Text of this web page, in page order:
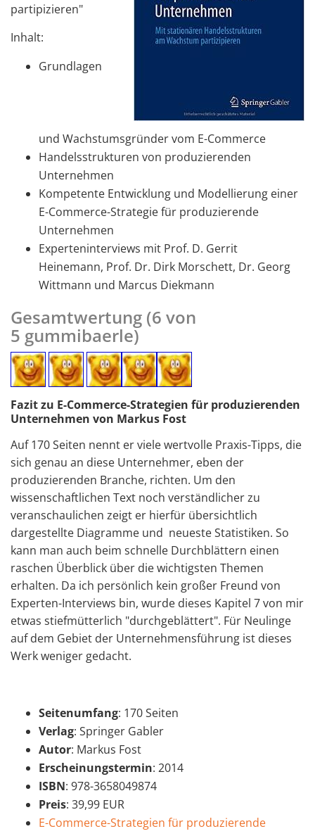
partipizieren"
Inhalt:
Grundlagen
und Wachstumsgründer vom E-Commerce
Handelsstrukturen von produzierenden
Unternehmen
Kompetente Entwicklung und Modellierung einer
E-Commerce-Strategie für produzierende
Unternehmen
Experteninterviews mit Prof. D. Gerrit
Heinemann, Prof. Dr. Dirk Morschett, Dr. Georg
Wittmann und Marcus Diekmann
Gesamtwertung (6 von
5 gummibaerle)
Fazit zu E-Commerce-Strategien für produzierenden
Unternehmen von Markus Fost
Auf 170 Seiten nennt er viele wertvolle Praxis-Tipps, die
sich genau an diese Unternehmer, eben der
produzierenden Branche, richten. Um den
wissenschaftlichen Text noch verständlicher zu
veranschaulichen zeigt er hierfür übersichtlich
dargestellte Diagramme und neueste Statistiken. So
kann man auch beim schnelle Durchblättern einen
raschen Überblick über die wichtigsten Themen
erhalten. Da ich persönlich kein großer Freund von
Experten-Interviews bin, wurde dieses Kapitel 7 von mir
etwas stiefmütterlich "durchgeblättert". Für Neulinge
auf dem Gebiet der Unternehmensführung ist dieses
Werk weniger gedacht.
Seitenumfang: 170 Seiten
Verlag: Springer Gabler
Autor: Markus Fost
Erscheinungstermin: 2014
ISBN: 978-3658049874
Preis: 39,99 EUR
E-Commerce-Strategien für produzierende